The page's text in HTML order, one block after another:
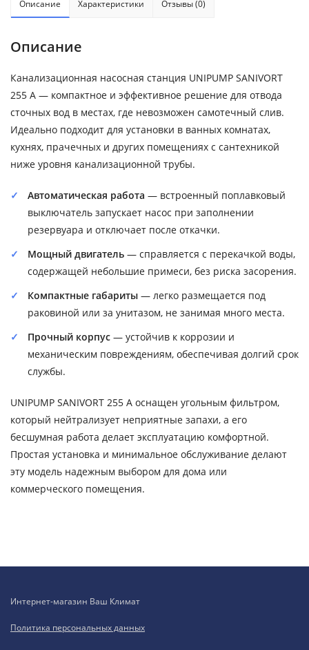
Описание Характеристики Отзывы (0)
Описание
Канализационная насосная станция UNIPUMP SANIVORT
255 A — компактное и эффективное решение для отвода
сточных вод в местах, где невозможен самотечный слив.
Идеально подходит для установки в ванных комнатах,
кухнях, прачечных и других помещениях с сантехникой
ниже уровня канализационной трубы.
Автоматическая работа — встроенный поплавковый
выключатель запускает насос при заполнении
резервуара и отключает после откачки.
Мощный двигатель — справляется с перекачкой воды,
содержащей небольшие примеси, без риска засорения.
Компактные габариты — легко размещается под
раковиной или за унитазом, не занимая много места.
Прочный корпус — устойчив к коррозии и
механическим повреждениям, обеспечивая долгий срок
службы.
UNIPUMP SANIVORT 255 A оснащен угольным фильтром,
который нейтрализует неприятные запахи, а его
бесшумная работа делает эксплуатацию комфортной.
Простая установка и минимальное обслуживание делают
эту модель надежным выбором для дома или
коммерческого помещения.
Интернет-магазин Ваш Климат
Политика персональных данных